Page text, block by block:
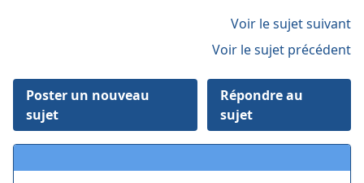
Voir le sujet suivant
Voir le sujet précédent
Poster un nouveau
sujet
Répondre au
sujet